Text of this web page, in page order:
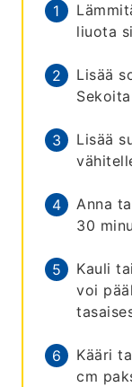
liuota
Lisää
Lisää
Anna
30
Kauli
voi
Kääri
cm